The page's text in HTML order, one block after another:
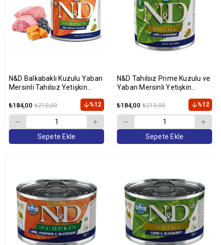
N&D Balkabaklı Kuzulu Yaban
Mersinli Tahılsız Yetişkin
₺184,00 ₺210,00 %12
Sepete Ekle
N&D Tahılsız Prime Kuzulu ve
Yaban Mersinli Yetişkin
₺184,00 ₺210,00 %12
Sepete Ekle